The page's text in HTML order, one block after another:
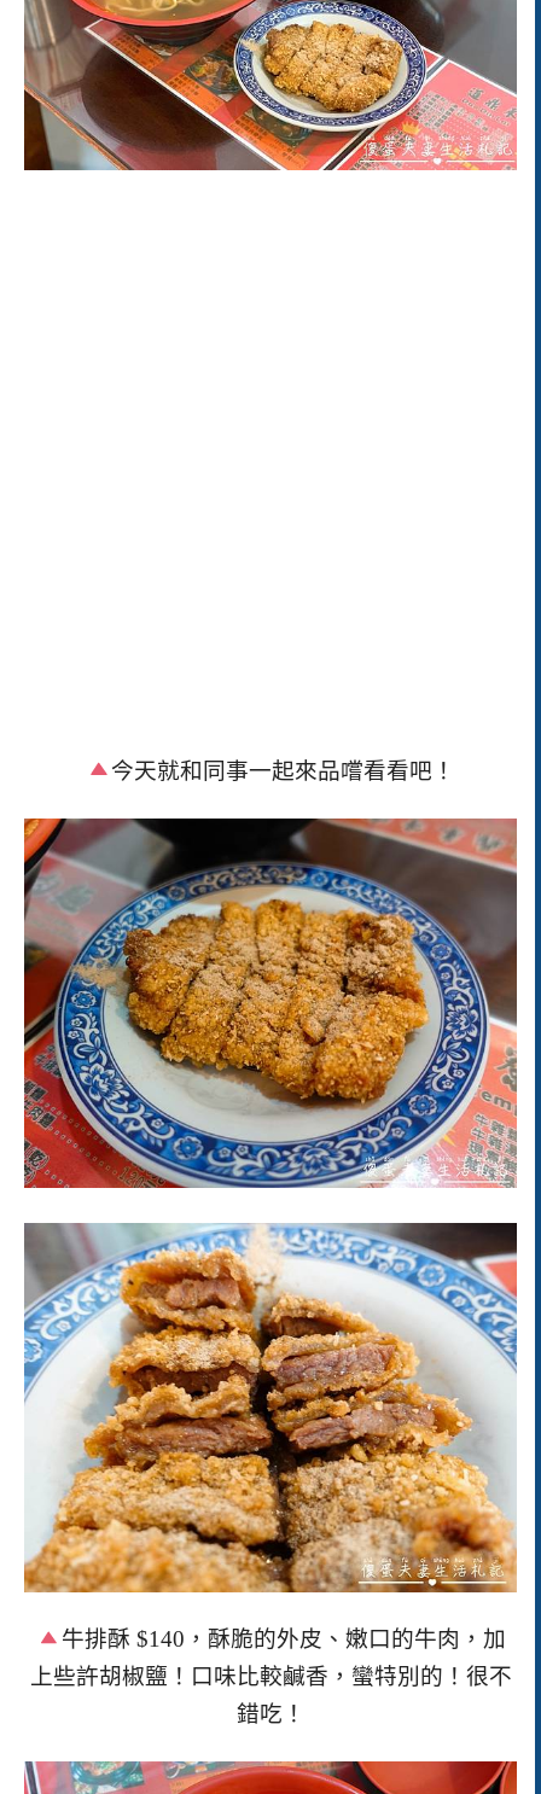
今天就和同事一起來品嚐看看吧！
牛排酥 $140 ，酥脆的外皮、嫩口的牛肉，加
上些許胡椒鹽！口味比較鹹香，蠻特別的！很不
錯吃！